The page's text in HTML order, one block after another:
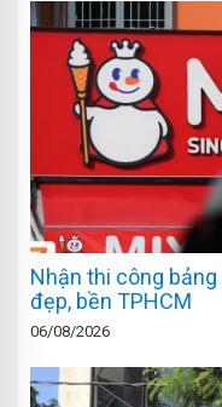
Nhận thi công
đẹp, bền TPHCM
06/08/2026